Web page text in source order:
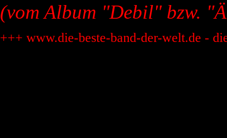
(vom Album "Debil" bzw.
+++ www.die-beste-band-der-welt.de -